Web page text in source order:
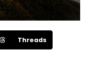
Threads